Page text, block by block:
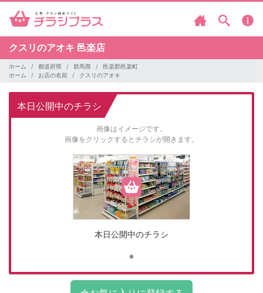
クスリのアオキ 邑楽店
ホーム 都道府県 群馬県
邑楽郡邑楽町
ホーム
お店の名前 クスリのアオキ
本日公開中のチラシ
画像はイメージです。
画像をクリックするとチラシが開きます。
本日公開中のチラシ